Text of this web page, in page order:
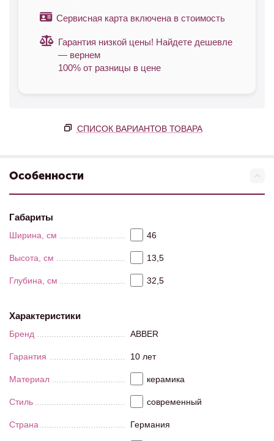
Сервисная карта включена в стоимость
Гарантия низкой цены! Найдете дешевле
— вернем
100% от разницы в цене
СПИСОК ВАРИАНТОВ ТОВАРА
Особенности
Габариты
Ширина, см 46
Высота, см 13,5
Глубина, см 32,5
Характеристики
Бренд ABBER
Гарантия 10 лет
Материал керамика
Стиль современный
Страна Германия